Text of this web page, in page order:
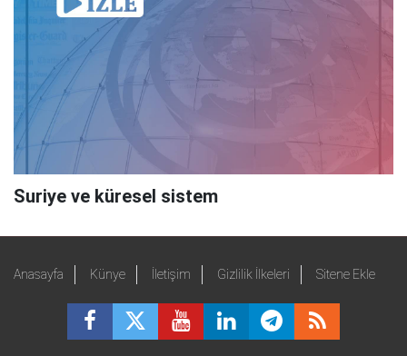
Suriye ve küresel sistem
Anasayfa Künye İletişim Gizlilik İlkeleri Sitene Ekle